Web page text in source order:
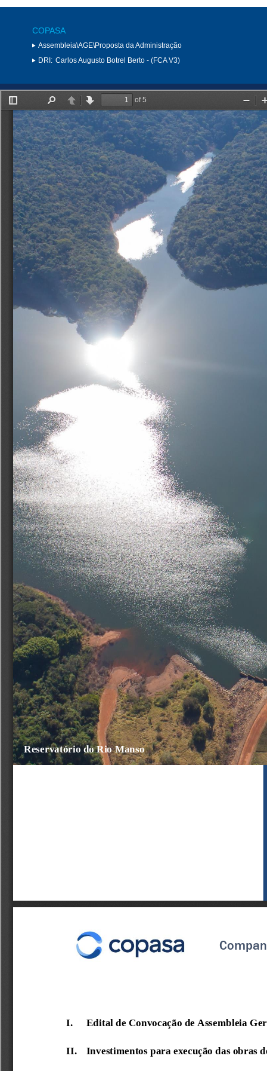
COPASA
Assembleia\AGE\Proposta da Administração
DRI: Carlos Augusto Botrel Berto - (FCA V3)